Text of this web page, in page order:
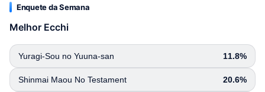
Enquete da Semana
Melhor Ecchi
Yuragi-Sou no Yuuna-san 11.8%
Shinmai Maou No Testament 20.6%